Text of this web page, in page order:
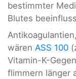
bestimmter
Blutes
wären ASS 100
Vitamin-K-
flimmern länger